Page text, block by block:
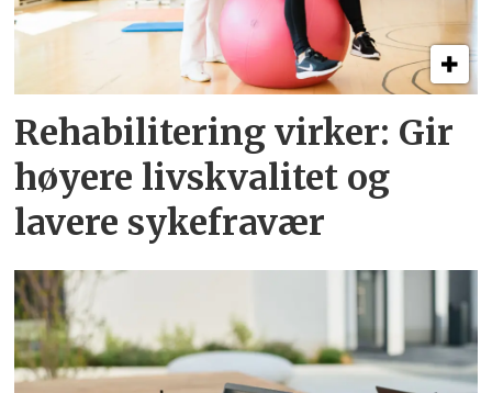
Rehabilitering virker: Gir
høyere livskvalitet og
lavere sykefravær